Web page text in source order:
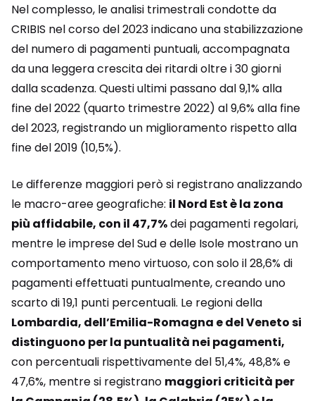
Nel complesso, le analisi trimestrali condotte da
CRIBIS nel corso del 2023 indicano una stabilizzazione
del numero di pagamenti puntuali, accompagnata
da una leggera crescita dei ritardi oltre i 30 giorni
dalla scadenza. Questi ultimi passano dal 9,1% alla
fine del 2022 (quarto trimestre 2022) al 9,6% alla fine
del 2023, registrando un miglioramento rispetto alla
fine del 2019 (10,5%).
Le differenze maggiori però si registrano analizzando
le macro-aree geografiche: il Nord Est è la zona
più affidabile, con il 47,7%dei pagamenti regolari,
mentre le imprese del Sud e delle Isole mostrano un
comportamento meno virtuoso, con solo il 28,6% di
pagamenti effettuati puntualmente, creando uno
scarto di 19,1 punti percentuali. Le regioni della
Lombardia, dell’Emilia-Romagna e del Veneto si
distinguono per la puntualità nei pagamenti,
con percentuali rispettivamente del 51,4%, 48,8% e
47,6%, mentre si registrano maggiori criticità per